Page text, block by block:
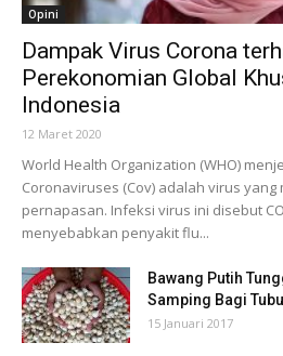
Opini
Dampak Virus Corona
Perekonomian Global
Indonesia
12 Maret 2020
World Health Organization (WHO)
Coronaviruses (Cov) adalah virus
pernapasan. Infeksi virus ini disebut
menyebabkan penyakit flu...
Bawang Putih
Samping Bagi
15 Januari 2017